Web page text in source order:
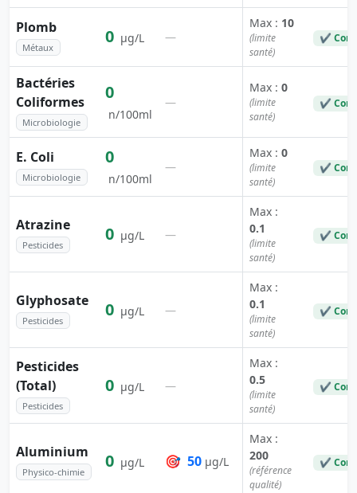
Plomb
Métaux
0 µg/L —
Max : 10
(limite
santé)
✔
Bactéries
Coliformes
Microbiologie
0
n/100ml
—
Max : 0
(limite
santé)
✔
E. Coli
Microbiologie
0
n/100ml
—
Max : 0
(limite
santé)
✔
Atrazine
Pesticides
0 µg/L —
Max :
0.1
(limite
santé)
✔
Glyphosate
Pesticides
0 µg/L —
Max :
0.1
(limite
santé)
✔
Pesticides
(Total)
Pesticides
0 µg/L —
Max :
0.5
(limite
santé)
✔
Aluminium
Physico-chimie
0 µg/L 🎯 50 µg/L
Max :
200
(référence
qualité)
✔